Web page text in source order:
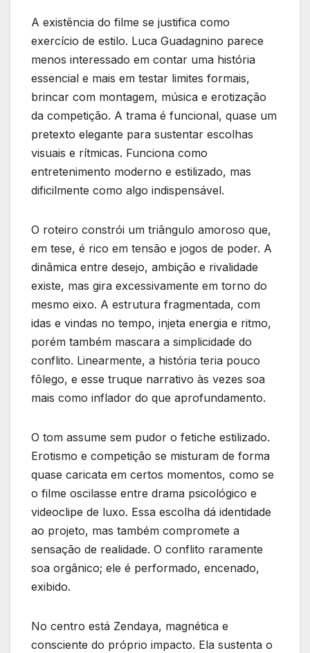
A existência do filme se justifica como
exercício de estilo. Luca Guadagnino parece
menos interessado em contar uma história
essencial e mais em testar limites formais,
brincar com montagem, música e erotização
da competição. A trama é funcional, quase um
pretexto elegante para sustentar escolhas
visuais e rítmicas. Funciona como
entretenimento moderno e estilizado, mas
dificilmente como algo indispensável.
O roteiro constrói um triângulo amoroso que,
em tese, é rico em tensão e jogos de poder. A
dinâmica entre desejo, ambição e rivalidade
existe, mas gira excessivamente em torno do
mesmo eixo. A estrutura fragmentada, com
idas e vindas no tempo, injeta energia e ritmo,
porém também mascara a simplicidade do
conflito. Linearmente, a história teria pouco
fôlego, e esse truque narrativo às vezes soa
mais como inflador do que aprofundamento.
O tom assume sem pudor o fetiche estilizado.
Erotismo e competição se misturam de forma
quase caricata em certos momentos, como se
o filme oscilasse entre drama psicológico e
videoclipe de luxo. Essa escolha dá identidade
ao projeto, mas também compromete a
sensação de realidade. O conflito raramente
soa orgânico; ele é performado, encenado,
exibido.
No centro está Zendaya, magnética e
consciente do próprio impacto. Ela sustenta o